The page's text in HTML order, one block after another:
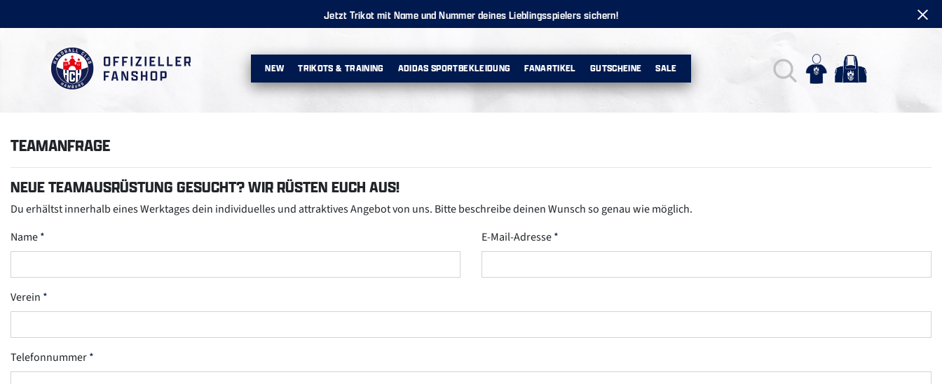
Jetzt Trikot mit Name und Nummer deines Lieblingsspielers sichern!
NEW TRIKOTS & TRAINING ADIDAS SPORTBEKLEIDUNG FANARTIKEL GUTSCHEINE SALE
TEAMANFRAGE
NEUE TEAMAUSRÜSTUNG GESUCHT? WIR RÜSTEN EUCH AUS!
Du erhältst innerhalb eines Werktages dein individuelles und attraktives Angebot von uns. Bitte beschreibe deinen Wunsch so genau wie möglich.
Name
E-Mail-Adresse
Verein
Telefonnummer